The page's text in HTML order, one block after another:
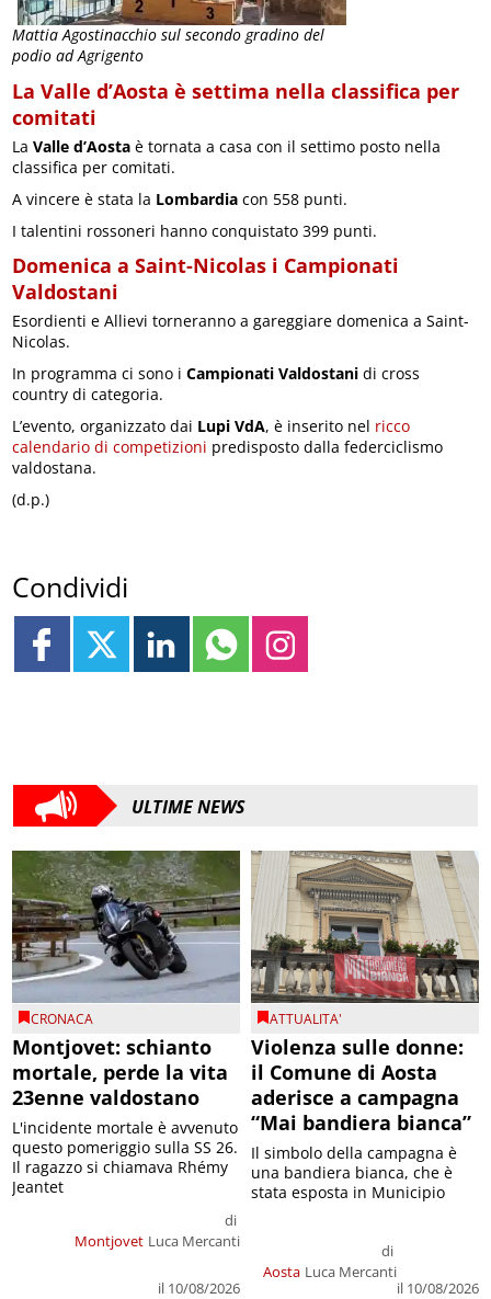
Mattia Agostinacchio sul secondo gradino del
podio ad Agrigento
La Valle d’Aosta è settima nella classifica per
comitati
LaValle d’Aosta è tornata a casa con il settimo posto nella
classifica per comitati.
A vincere è stata la Lombardia con 558 punti.
I talentini rossoneri hanno conquistato 399 punti.
Domenica a Saint-Nicolas i Campionati
Valdostani
Esordienti e Allievi torneranno a gareggiare domenica a Saint-
Nicolas.
In programma ci sono iCampionati Valdostani di cross
country di categoria.
L’evento, organizzato dai Lupi VdA, è inserito nel ricco
calendario di competizioni predisposto dalla federciclismo
valdostana.
(d.p.)
Condividi
ULTIME NEWS
CRONACA
Montjovet: schianto
mortale, perde la vita
23enne valdostano
Montjovet
di
Luca Mercanti
il 10/08/2026
L'incidente mortale è avvenuto
questo pomeriggio sulla SS 26.
Il ragazzo si chiamava Rhémy
Jeantet
ATTUALITA'
Violenza sulle donne:
il Comune di Aosta
aderisce a campagna
“Mai bandiera bianca”
Aosta
di
Luca Mercanti
il 10/08/2026
Il simbolo della campagna è
una bandiera bianca, che è
stata esposta in Municipio